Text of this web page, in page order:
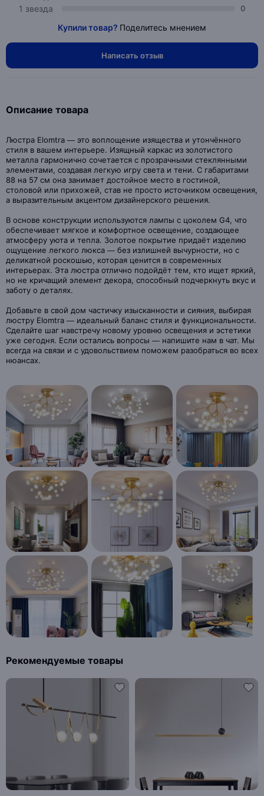
1 звезда 0
Купили товар? Поделитесь мнением
Написать отзыв
Описание товара
Люстра Elomtra — это воплощение изящества и утончённого
стиля в вашем интерьере. Изящный каркас из золотистого
металла гармонично сочетается с прозрачными стеклянными
элементами, создавая легкую игру света и тени. С габаритами
88 на 57 см она занимает достойное место в гостиной,
столовой или прихожей, став не просто источником освещения,
а выразительным акцентом дизайнерского решения.
В основе конструкции используются лампы с цоколем G4, что
обеспечивает мягкое и комфортное освещение, создающее
атмосферу уюта и тепла. Золотое покрытие придаёт изделию
ощущение легкого люкса — без излишней вычурности, но с
деликатной роскошью, которая ценится в современных
интерьерах. Эта люстра отлично подойдёт тем, кто ищет яркий,
но не кричащий элемент декора, способный подчеркнуть вкус и
заботу о деталях.
Добавьте в свой дом частичку изысканности и сияния, выбирая
люстру Elomtra — идеальный баланс стиля и функциональности.
Сделайте шаг навстречу новому уровню освещения и эстетики
уже сегодня. Если остались вопросы — напишите нам в чат. Мы
всегда на связи и с удовольствием поможем разобраться во всех
нюансах.
Рекомендуемые товары